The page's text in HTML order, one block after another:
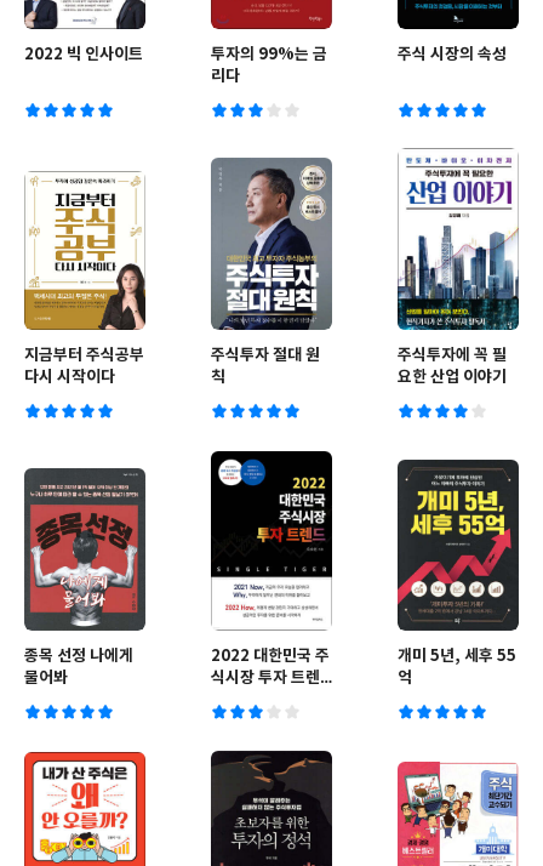
2022 빅 인사이트
투자의 99%는 금
리다
주식 시장의 속성
지금부터 주식공부
다시 시작이다
주식투자 절대 원
칙
주식투자에 꼭 필
요한 산업 이야기
종목 선정 나에게
물어봐
2022 대한민국 주
식시장 투자 트렌
개미 5년, 세후 55
억